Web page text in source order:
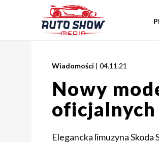
Wiadomości | 04.11.21
Nowy
Elegancka limuzyna